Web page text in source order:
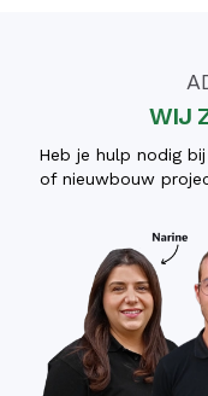
WIJ
Heb je hulp nodig
of nieuwbouw